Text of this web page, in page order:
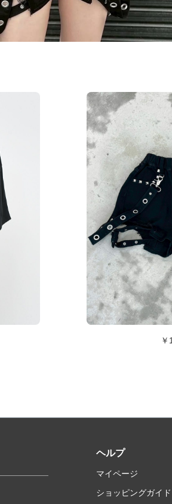
ヘルプ
マイページ
ショッピングガイド